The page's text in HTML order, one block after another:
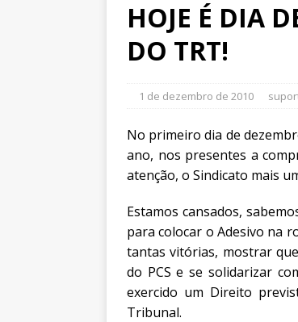
DESTAQUES
magistrados e
[ 6 de agosto de
ao Sintrajusc
HOJE É DIA
DO TRT!
1 de dezembro de 2010
No primeiro dia de
ano, nos presentes a
atenção, o Sindicato mais
Estamos cansados,
para colocar o Adesivo na
tantas vitórias, mostrar
do PCS e se solidarizar
exercido um Direito
Tribunal.